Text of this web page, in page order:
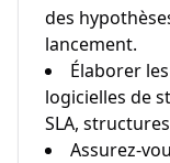
des
lancement.
Élaborer
logicielles de
SLA,
Assurez-